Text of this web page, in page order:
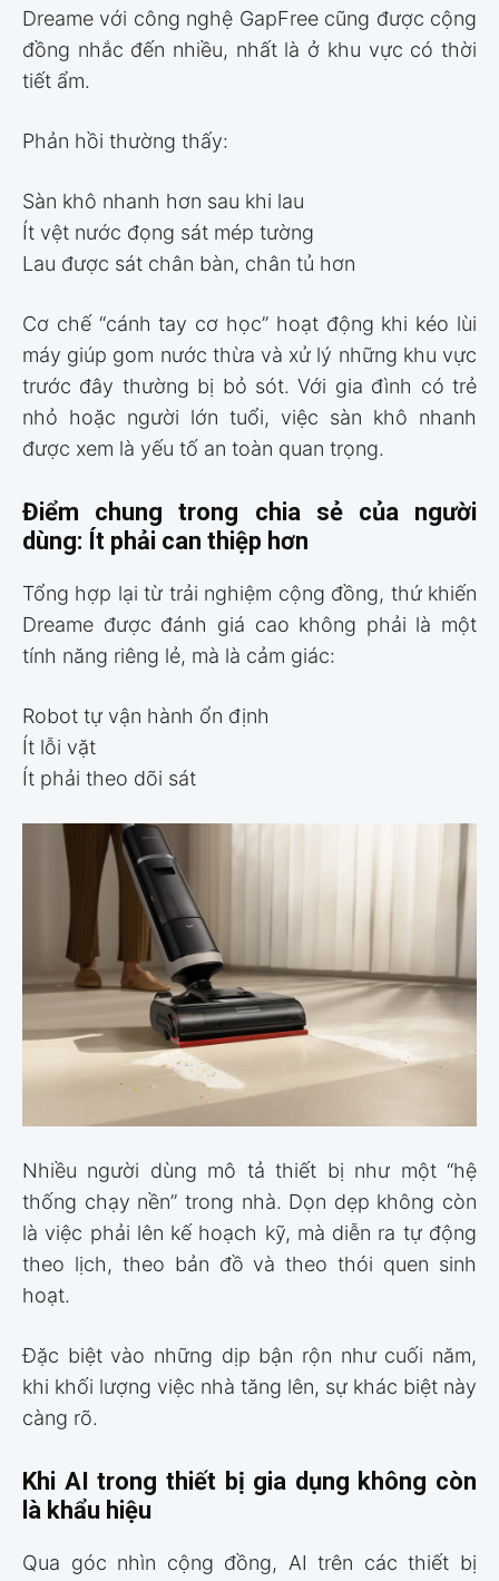
Dreame với công nghệ GapFree cũng được cộng
đồng nhắc đến nhiều, nhất là ở khu vực có thời
tiết ẩm.
Phản hồi thường thấy:
Sàn khô nhanh hơn sau khi lau
Ít vệt nước đọng sát mép tường
Lau được sát chân bàn, chân tủ hơn
Cơ chế “cánh tay cơ học” hoạt động khi kéo lùi
máy giúp gom nước thừa và xử lý những khu vực
trước đây thường bị bỏ sót. Với gia đình có trẻ
nhỏ hoặc người lớn tuổi, việc sàn khô nhanh
được xem là yếu tố an toàn quan trọng.
Điểm chung trong chia sẻ của người
dùng: Ít phải can thiệp hơn
Tổng hợp lại từ trải nghiệm cộng đồng, thứ khiến
Dreame được đánh giá cao không phải là một
tính năng riêng lẻ, mà là cảm giác:
Robot tự vận hành ổn định
Ít lỗi vặt
Ít phải theo dõi sát
Nhiều người dùng mô tả thiết bị như một “hệ
thống chạy nền” trong nhà. Dọn dẹp không còn
là việc phải lên kế hoạch kỹ, mà diễn ra tự động
theo lịch, theo bản đồ và theo thói quen sinh
hoạt.
Đặc biệt vào những dịp bận rộn như cuối năm,
khi khối lượng việc nhà tăng lên, sự khác biệt này
càng rõ.
Khi AI trong thiết bị gia dụng không còn
là khẩu hiệu
Qua góc nhìn cộng đồng, AI trên các thiết bị